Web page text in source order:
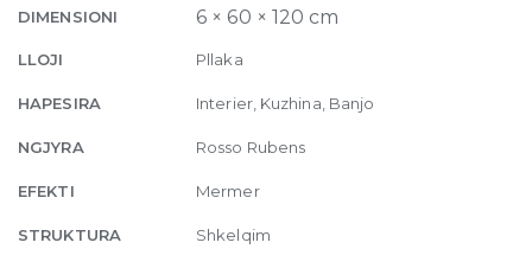
Glossy
60
x
quantity
DIMENSIONI 6 × 60 × 120 cm
LLOJI Pllaka
HAPESIRA Interier, Kuzhina, Banjo
NGJYRA Rosso Rubens
EFEKTI Mermer
STRUKTURA Shkelqim